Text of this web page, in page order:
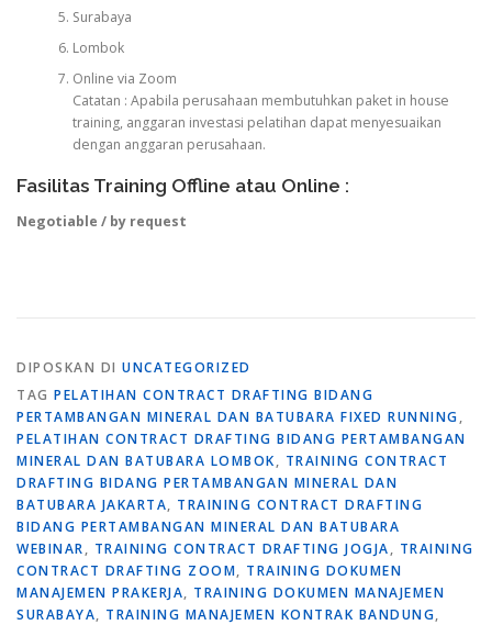
Surabaya
Lombok
Online via Zoom
Catatan : Apabila perusahaan membutuhkan paket in house
training, anggaran investasi pelatihan dapat menyesuaikan
dengan anggaran perusahaan.
Fasilitas Training Offline atau Online :
Negotiable / by request
DIPOSKAN DI UNCATEGORIZED
TAG PELATIHAN CONTRACT DRAFTING BIDANG
PERTAMBANGAN MINERAL DAN BATUBARA FIXED RUNNING,
PELATIHAN CONTRACT DRAFTING BIDANG PERTAMBANGAN
MINERAL DAN BATUBARA LOMBOK, TRAINING CONTRACT
DRAFTING BIDANG PERTAMBANGAN MINERAL DAN
BATUBARA JAKARTA, TRAINING CONTRACT DRAFTING
BIDANG PERTAMBANGAN MINERAL DAN BATUBARA
WEBINAR, TRAINING CONTRACT DRAFTING JOGJA, TRAINING
CONTRACT DRAFTING ZOOM, TRAINING DOKUMEN
MANAJEMEN PRAKERJA, TRAINING DOKUMEN MANAJEMEN
SURABAYA, TRAINING MANAJEMEN KONTRAK BANDUNG,